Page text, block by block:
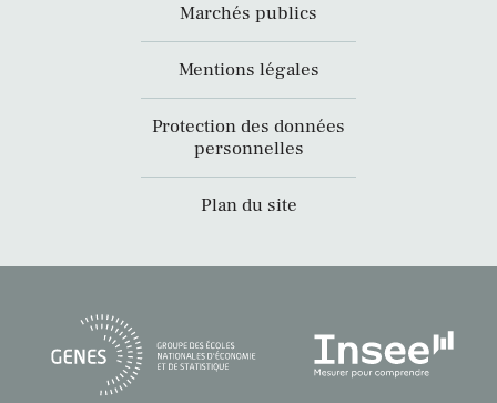
Marchés publics
Mentions légales
Protection des données
personnelles
Plan du site